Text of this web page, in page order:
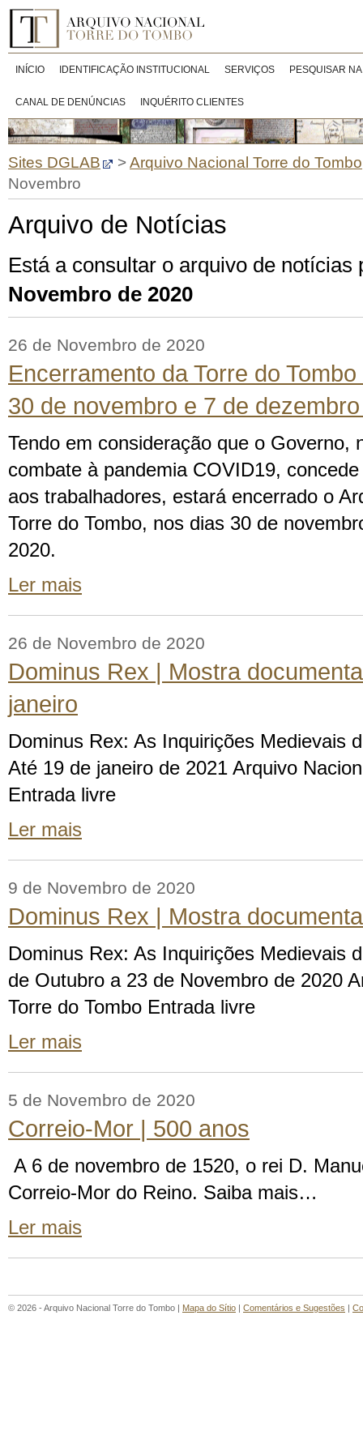
INÍCIO IDENTIFICAÇÃO INSTITUCIONAL SERVIÇOS PESQUISAR
CANAL DE DENÚNCIAS INQUÉRITO CLIENTES
Sites DGLAB >Arquivo Nacional Torre do Tombo
Novembro
Arquivo de Notícias
Está a consultar o arquivo de notícias
Novembro de 2020
26 de Novembro de 2020
Encerramento da Torre do
30 de novembro e 7 de
Tendo em consideração que o Governo,
combate à pandemia COVID19,
aos trabalhadores, estará encerrado o
Torre do Tombo, nos dias 30 de
2020.
Ler mais
26 de Novembro de 2020
Dominus Rex | Mostra
janeiro
Dominus Rex: As Inquirições Medievais
Até 19 de janeiro de 2021 Arquivo
Entrada livre
Ler mais
9 de Novembro de 2020
Dominus Rex | Mostra
Dominus Rex: As Inquirições Medievais
de Outubro a 23 de Novembro de 2020
Torre do Tombo Entrada livre
Ler mais
5 de Novembro de 2020
Correio-Mor | 500 anos
A 6 de novembro de 1520, o rei D.
Correio-Mor do Reino. Saiba mais…
Ler mais
© 2026 - Arquivo Nacional Torre do Tombo | Mapa do Sítio | Comentários e Sugestões |